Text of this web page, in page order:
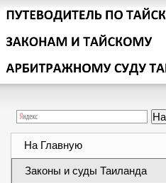
На Главную
Законы и суды Таиланда